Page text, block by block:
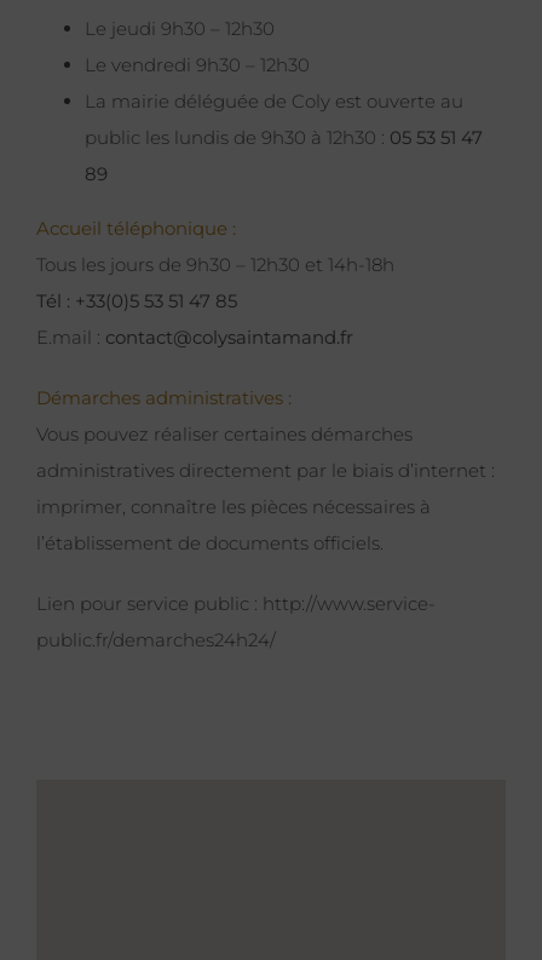
Le jeudi 9h30 – 12h30
Le vendredi 9h30 – 12h30
La mairie déléguée de Coly est ouverte au
public les lundis de 9h30 à 12h30 : 05 53 51 47
89
Accueil téléphonique :
Tous les jours de 9h30 – 12h30 et 14h-18h
Tél : +33(0)5 53 51 47 85
E.mail : contact@colysaintamand.fr
Démarches administratives :
Vous pouvez réaliser certaines démarches
administratives directement par le biais d’internet :
imprimer, connaître les pièces nécessaires à
l’établissement de documents officiels.
Lien pour service public : http://www.service-
public.fr/demarches24h24/